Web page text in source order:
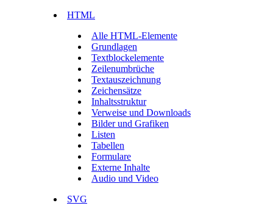
HTML
Alle HTML-Elemente
Grundlagen
Textblockelemente
Zeilenumbrüche
Textauszeichnung
Zeichensätze
Inhaltsstruktur
Verweise und Downloads
Bilder und Grafiken
Listen
Tabellen
Formulare
Externe Inhalte
Audio und Video
SVG